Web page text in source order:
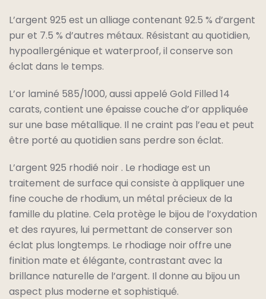
L’argent 925 est un alliage contenant 92.5 % d’argent
pur et 7.5 % d’autres métaux. Résistant au quotidien,
hypoallergénique et waterproof, il conserve son
éclat dans le temps.
L’or laminé 585/1000, aussi appelé Gold Filled 14
carats, contient une épaisse couche d’or appliquée
sur une base métallique. Il ne craint pas l’eau et peut
être porté au quotidien sans perdre son éclat.
L’argent 925 rhodié noir . Le rhodiage est un
traitement de surface qui consiste à appliquer une
fine couche de rhodium, un métal précieux de la
famille du platine. Cela protège le bijou de l’oxydation
et des rayures, lui permettant de conserver son
éclat plus longtemps. Le rhodiage noir offre une
finition mate et élégante, contrastant avec la
brillance naturelle de l’argent. Il donne au bijou un
aspect plus moderne et sophistiqué.